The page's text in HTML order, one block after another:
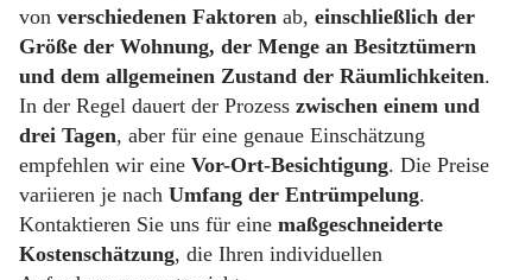
von verschiedenen Faktoren ab, einschließlich der
Größe der Wohnung, der Menge an Besitztümern
und dem allgemeinen Zustand der Räumlichkeiten.
In der Regel dauert der Prozess zwischen einem und
drei Tagen, aber für eine genaue Einschätzung
empfehlen wir eine Vor-Ort-Besichtigung. Die Preise
variieren je nach Umfang der Entrümpelung.
Kontaktieren Sie uns für eine maßgeschneiderte
Kostenschätzung, die Ihren individuellen